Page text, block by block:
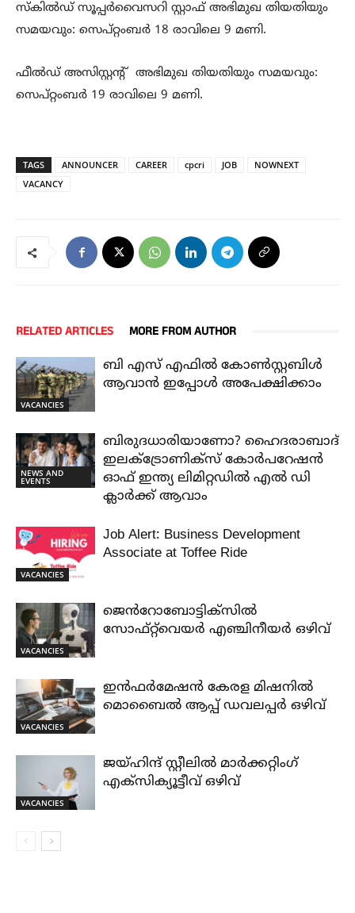
സ്‌കിൽഡ് സൂപ്പർവൈസറി സ്റ്റാഫ് അഭിമുഖ തിയതിയും
സമയവും: സെപ്റ്റംബർ 18 രാവിലെ 9 മണി.
ഫീൽഡ് അസിസ്റ്റന്റ് അഭിമുഖ തിയതിയും സമയവും:
സെപ്റ്റംബർ 19 രാവിലെ 9 മണി.
TAGS ANNOUNCER CAREER cpcri JOB
NOWNEXT
VACANCY
RELATED ARTICLES MORE FROM AUTHOR
VACANCIES
ബി എസ് എഫിൽ കോൺസ്റ്റബിൾ
ആവാൻ ഇപ്പോൾ അപേക്ഷിക്കാം
NEWS AND
EVENTS
ബിരുദധാരിയാണോ? ഹൈദരാബാദ്
ഇലക്ട്രോണിക്സ് കോർപറേഷൻ
ഓഫ് ഇന്ത്യ ലിമിറ്റഡിൽ എൽ ഡി
ക്ലാർക്ക് ആവാം
VACANCIES
Job Alert: Business Development
Associate at Toffee Ride
VACANCIES
ജെൻറോബോട്ടിക്സിൽ
സോഫ്റ്റ്‌വെയർ എഞ്ചിനീയർ ഒഴിവ്
VACANCIES
ഇൻഫർമേഷൻ കേരള മിഷനിൽ
മൊബൈൽ ആപ്പ് ഡവലപ്പർ ഒഴിവ്
VACANCIES
ജയ്‌ഹിന്ദ്‌ സ്റ്റീലിൽ മാർക്കറ്റിംഗ്
എക്സിക്യൂട്ടീവ് ഒഴിവ്